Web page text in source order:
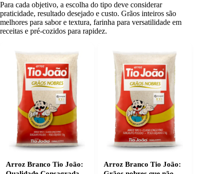
Para cada objetivo, a escolha do tipo deve considerar
praticidade, resultado desejado e custo. Grãos inteiros são
melhores para sabor e textura, farinha para versatilidade em
receitas e pré-cozidos para rapidez.
Arroz Branco Tio João:
Arroz Branco Tio João: